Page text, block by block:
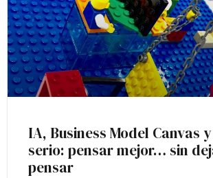
IA, Business Model Canvas
serio: pensar mejor… sin
pensar